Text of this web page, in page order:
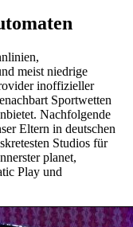
meist niedrige
inoffizieller
Sportwetten
Nachfolgende
Eltern in deutschen
Studios für
planet,
Play und